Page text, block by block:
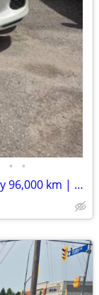
• •
2013 Mazda3 Sport GX | Certified | Only 96,000 km | No Rust